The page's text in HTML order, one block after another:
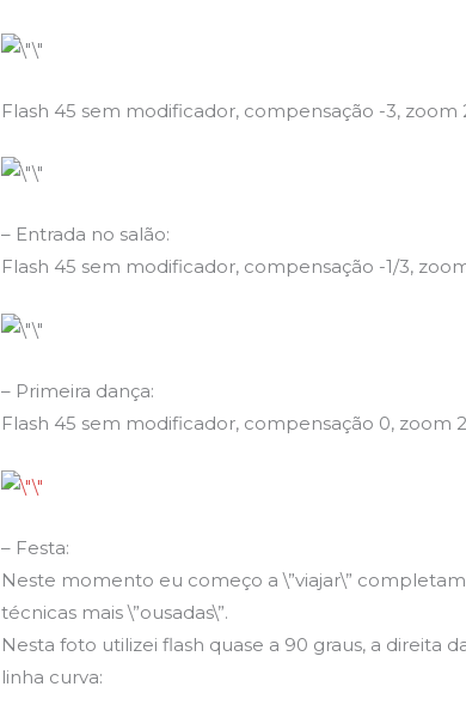
Flash 45 sem modificador, compensação -3, zoom
– Entrada no salão:
Flash 45 sem modificador, compensação -1/3,
– Primeira dança:
Flash 45 sem modificador, compensação 0, zoom
– Festa:
Neste momento eu começo a \”viajar\”
técnicas mais \”ousadas\”.
Nesta foto utilizei flash quase a 90 graus, a direita
linha curva: